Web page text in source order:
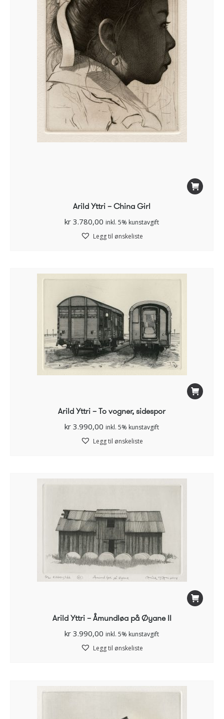
Arild Yttri – China Girl
kr 3.780,00 inkl. 5% kunstavgift
Legg til ønskeliste
Arild Yttri – To vogner, sidespor
kr 3.990,00 inkl. 5% kunstavgift
Legg til ønskeliste
Arild Yttri – Åmundløa på Øyane II
kr 3.990,00 inkl. 5% kunstavgift
Legg til ønskeliste